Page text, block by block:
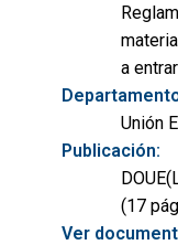
a
Unión
Publicación:
(17
Ver